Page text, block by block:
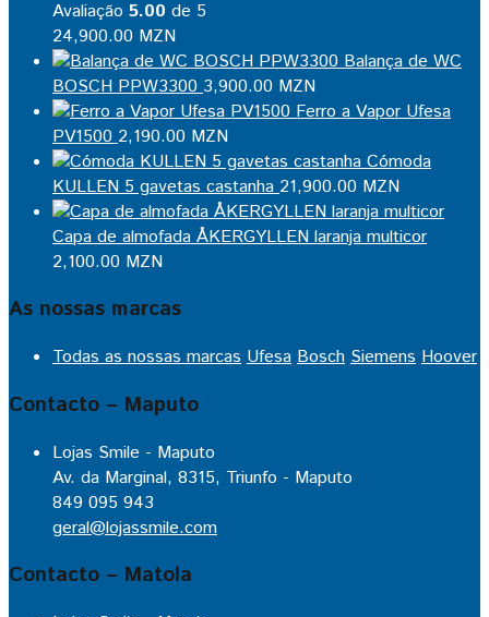
Avaliação 5.00 de 5
24,900.00 MZN
Balança de WC
BOSCH PPW3300 3,900.00 MZN
Ferro a Vapor Ufesa
PV1500 2,190.00 MZN
Cómoda
KULLEN 5 gavetas castanha 21,900.00 MZN
Capa de almofada ÅKERGYLLEN laranja multicor
2,100.00 MZN
As nossas marcas
Todas as nossas marcas Ufesa Bosch Siemens Hoover
Contacto – Maputo
Lojas Smile - Maputo
Av. da Marginal, 8315, Triunfo - Maputo
849 095 943
geral@lojassmile.com
Contacto – Matola